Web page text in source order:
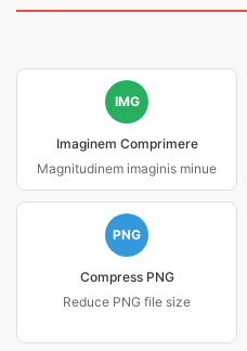
IMG
Imaginem Comprimere
Magnitudinem imaginis minue
PNG
Compress PNG
Reduce PNG file size